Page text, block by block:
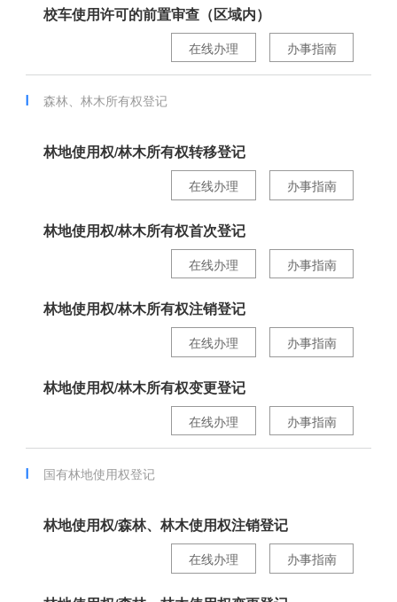
校车使用许可的前置审查（区域内）
办事指南
在线办理
森林、林木所有权登记
林地使用权/林木所有权转移登记
办事指南
在线办理
林地使用权/林木所有权首次登记
办事指南
在线办理
林地使用权/林木所有权注销登记
办事指南
在线办理
林地使用权/林木所有权变更登记
办事指南
在线办理
国有林地使用权登记
林地使用权/森林、林木使用权注销登记
办事指南
在线办理